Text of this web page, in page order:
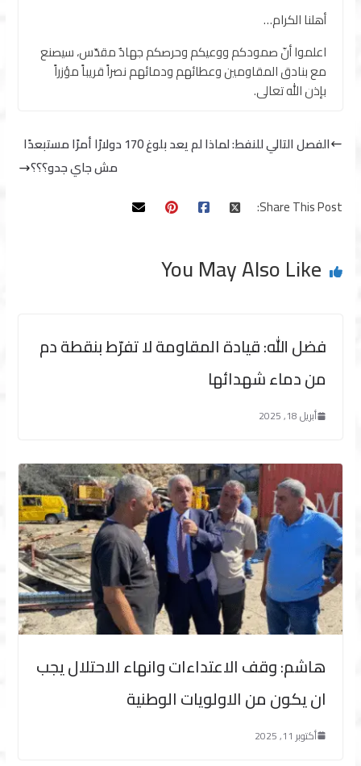
أهلنا الكرام…
اعلموا أنّ صمودكم ووعيكم وحرصكم جهادٌ مقدّس، سيصنع
مع بنادق المقاومين وعطائهم ودمائهم نصراً قريباً مؤزراً
بإذن الله تعالى.
الفصل التالي للنفط: لماذا لم يعد بلوغ 170 دولارًا أمرًا مستبعدًا
مش جاي جدو؟؟؟
Share This Post:
You May Also Like
فضل الله: قيادة المقاومة لا تفرّط بنقطة دم
من دماء شهدائها
أبريل 18, 2025
هاشم: وقف الاعتداءات وانهاء الاحتلال يجب
ان يكون من الاولويات الوطنية
أكتوبر 11, 2025